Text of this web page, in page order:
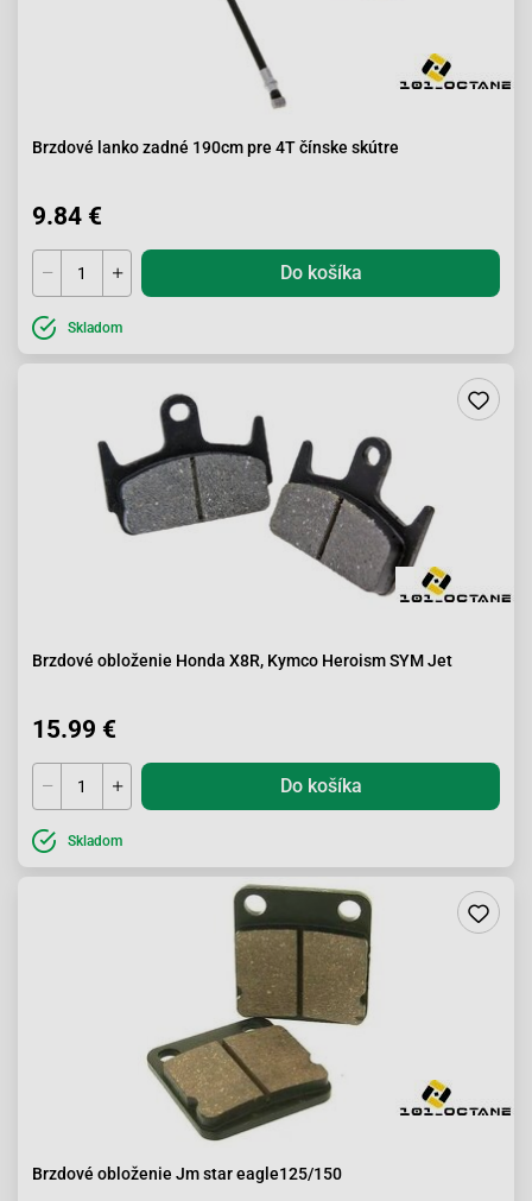
Brzdové lanko zadné 190cm pre 4T čínske skútre
9.84 €
Do košíka
Skladom
Brzdové obloženie Honda X8R, Kymco Heroism SYM Jet
15.99 €
Do košíka
Skladom
Brzdové obloženie Jm star eagle125/150